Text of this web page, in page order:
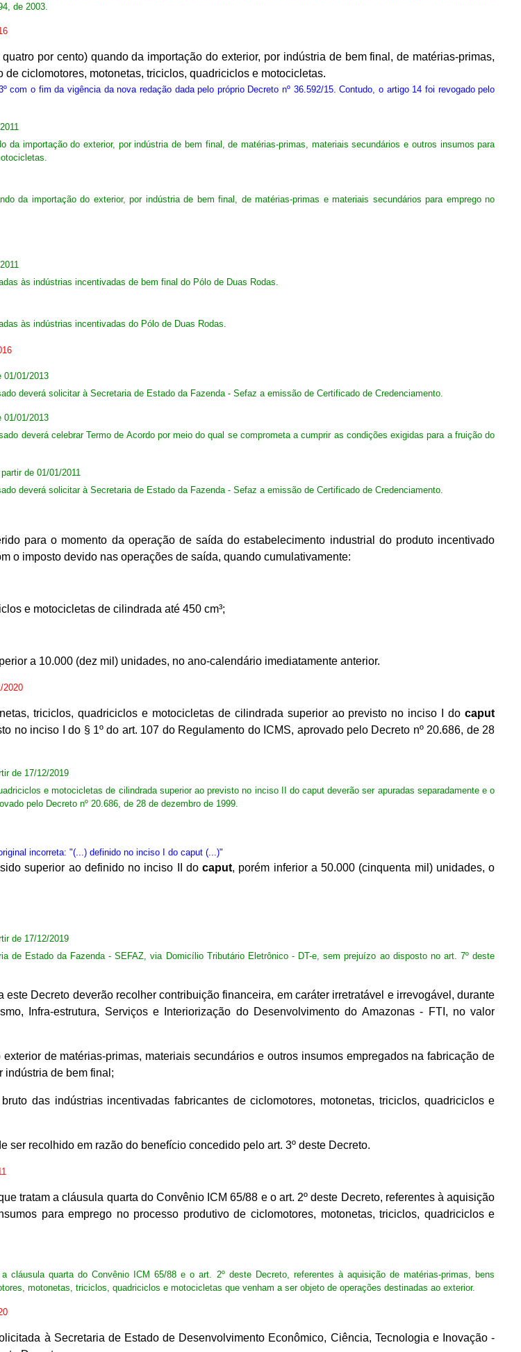
de 2003.
por cento) quando da importação do exterior, por indústria de bem final, de matérias-primas,
ciclomotores, motonetas, triciclos, quadriciclos e motocicletas.
com o fim da vigência da nova redação dada pelo próprio Decreto nº 36.592/15. Contudo, o artigo 14 foi revogado pelo
importação do exterior, por indústria de bem final, de matérias-primas, materiais secundários e outros insumos para
da importação do exterior, por indústria de bem final, de matérias-primas e materiais secundários para emprego no
às indústrias incentivadas de bem final do Pólo de Duas Rodas.
às indústrias incentivadas do Pólo de Duas Rodas.
01/01/2013
deverá solicitar à Secretaria de Estado da Fazenda - Sefaz a emissão de Certificado de Credenciamento.
01/01/2013
deverá celebrar Termo de Acordo por meio do qual se comprometa a cumprir as condições exigidas para a fruição do
de 01/01/2011
deverá solicitar à Secretaria de Estado da Fazenda - Sefaz a emissão de Certificado de Credenciamento.
para o momento da operação de saída do estabelecimento industrial do produto incentivado
o imposto devido nas operações de saída, quando cumulativamente:
e motocicletas de cilindrada até 450 cm³;
a 10.000 (dez mil) unidades, no ano-calendário imediatamente anterior.
2020
triciclos, quadriciclos e motocicletas de cilindrada superior ao previsto no inciso I docaput
no inciso I do § 1º do art. 107 do Regulamento do ICMS, aprovado pelo Decreto nº 20.686, de 28
de 17/12/2019
e motocicletas de cilindrada superior ao previsto no inciso II do caput deverão ser apuradas separadamente e o
pelo Decreto nº 20.686, de 28 de dezembro de 1999.
incorreta: "(...) definido no inciso I do caput (...)"
superior ao definido no inciso II docaput, porém inferior a 50.000 (cinquenta mil) unidades, o
de 17/12/2019
de Estado da Fazenda - SEFAZ, via Domicílio Tributário Eletrônico - DT-e, sem prejuízo ao disposto no art. 7º deste
Decreto deverão recolher contribuição financeira, em caráter irretratável e irrevogável, durante
Infra-estrutura, Serviços e Interiorização do Desenvolvimento do Amazonas - FTI, no valor
de matérias-primas, materiais secundários e outros insumos empregados na fabricação de
indústria de bem final;
das indústrias incentivadas fabricantes de ciclomotores, motonetas, triciclos, quadriciclos e
ser recolhido em razão do benefício concedido pelo art. 3º deste Decreto.
tratam a cláusula quarta do Convênio ICM 65/88 e o art. 2º deste Decreto, referentes à aquisição
para emprego no processo produtivo de ciclomotores, motonetas, triciclos, quadriciclos e
quarta do Convênio ICM 65/88 e o art. 2º deste Decreto, referentes à aquisição de matérias-primas, bens
motonetas, triciclos, quadriciclos e motocicletas que venham a ser objeto de operações destinadas ao exterior.
à Secretaria de Estado de Desenvolvimento Econômico, Ciência, Tecnologia e Inovação -